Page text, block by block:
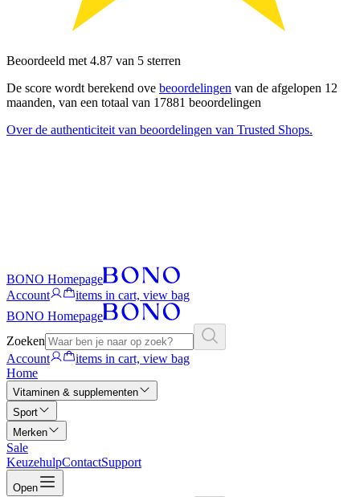
Beoordeeld met 4.87 van 5 sterren
De score wordt berekend ove beoordelingen van de afgelopen 12
maanden, van een totaal van 17881 beoordelingen
Over de authenticiteit van beoordelingen van Trusted Shops.
BONO Homepage
Account
items in cart, view bag
BONO Homepage
Zoeken
Account
items in cart, view bag
Home
Vitaminen & supplementen
Sport
Merken
Sale
KeuzehulpContactSupport
Open